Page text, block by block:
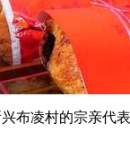
布凌村的宗亲代